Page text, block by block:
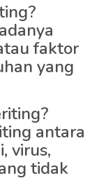
faktor
yang
antara
virus,
tidak